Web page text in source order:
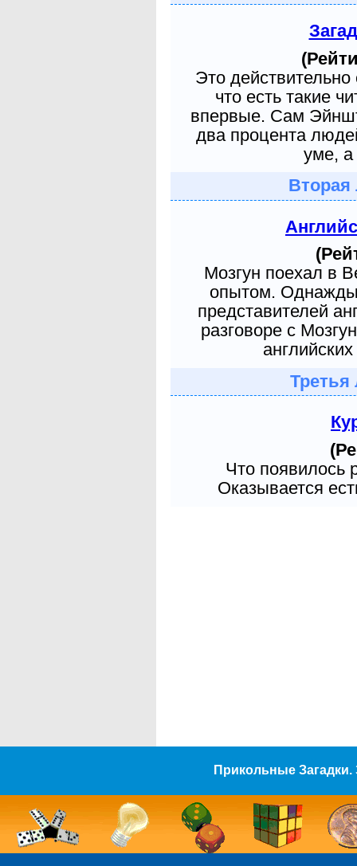
Это
что есть такие
впервые. Сам
два процента
уме, а
Вторая
Мозгун поехал в
опытом. Однажды
представителей
разговоре с
Третья
Что появилось
Оказывается
Прикольные